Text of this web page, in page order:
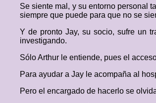
Se siente mal, y su entorno personal
siempre que puede para que no se
Y de pronto Jay, su socio, sufre un
investigando.
Sólo Arthur le entiende, pues el
Para ayudar a Jay le acompaña al
Pero el encargado de hacerlo se